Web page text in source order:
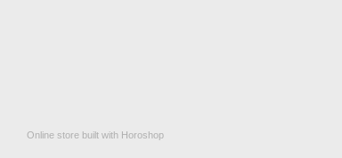
Online store built with Horoshop